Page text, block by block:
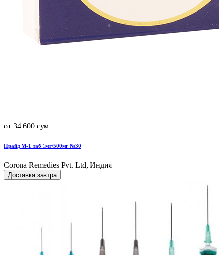
от 34 600 сум
Прайд М-1 таб 1мг/500мг №30
Corona Remedies Pvt. Ltd, Индия
Доставка завтра